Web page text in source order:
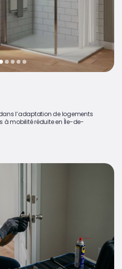
l’adaptation de logements
à mobilité réduite en Île-de-